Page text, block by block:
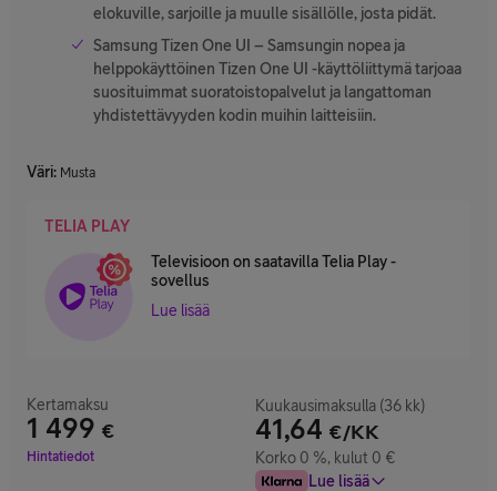
elokuville, sarjoille ja muulle sisällölle, josta pidät.
Samsung Tizen One UI – Samsungin nopea ja
helppokäyttöinen Tizen One UI -käyttöliittymä tarjoaa
suosituimmat suoratoistopalvelut ja langattoman
yhdistettävyyden kodin muihin laitteisiin.
Väri: Musta
TELIA PLAY
Televisioon on saatavilla Telia Play -
sovellus
Lue lisää
Kertamaksu
1 499 €
Hinta 1 499 €
Hintatiedot
Kuukausimaksulla (36 kk)
41,64 €/KK
Korko 0 %, kulut 0 €
Lue lisää